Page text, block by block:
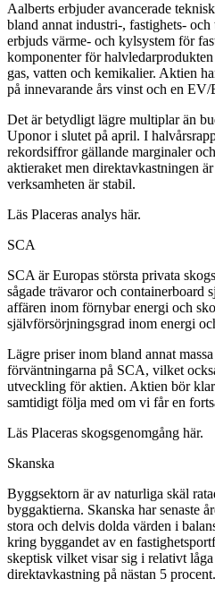
Aalberts erbjuder avancerade
bland annat industri-, fastighets-
erbjuds värme- och kylsystem för
komponenter för
gas, vatten och kemikalier. Aktien
på innevarande års vinst och en
Det är betydligt lägre multiplar än
Uponor i slutet på april. I
rekordsiffror gällande marginaler
aktieraket men direktavkastningen
verksamheten är stabil.
Läs Placeras analys här.
SCA
SCA är Europas största privata
sågade trävaror och containerboard
affären inom förnybar energi och
självförsörjningsgrad inom energi
Lägre priser inom bland annat
förväntningarna på SCA, vilket
utveckling för aktien. Aktien bör
samtidigt följa med om vi får en
Läs Placeras skogsgenomgång här.
Skanska
Byggsektorn är av naturliga skäl
byggaktierna. Skanska har senaste
stora och delvis dolda värden i
kring byggandet av en
skeptisk vilket visar sig i relativt
direktavkastning på nästan 5 procent.